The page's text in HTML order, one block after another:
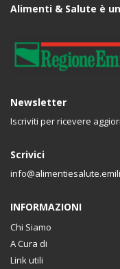
Alimenti & Salute è
Newsletter
Iscriviti per ricevere
Scrivici
INFORMAZIONI
Chi Siamo
A Cura di
Link utili